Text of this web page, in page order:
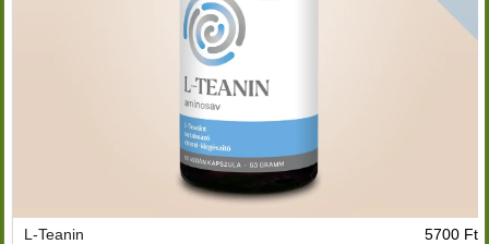
L-Teanin 5700 Ft